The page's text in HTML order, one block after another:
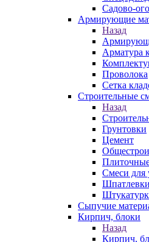
Садово-
Армирующие
Назад
Арматура
Проволока
Сетка
Строительные
Назад
Грунтовки
Цемент
Смеси для
Шпатлевки
Сыпучие
Кирпич, блоки
Назад
Кирпич,